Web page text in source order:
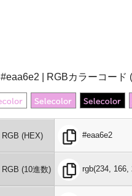
#eaa6e2 | RGBカラーコード
RGB (HEX) #eaa6e2
RGB (10進数) rgb(234, 166,